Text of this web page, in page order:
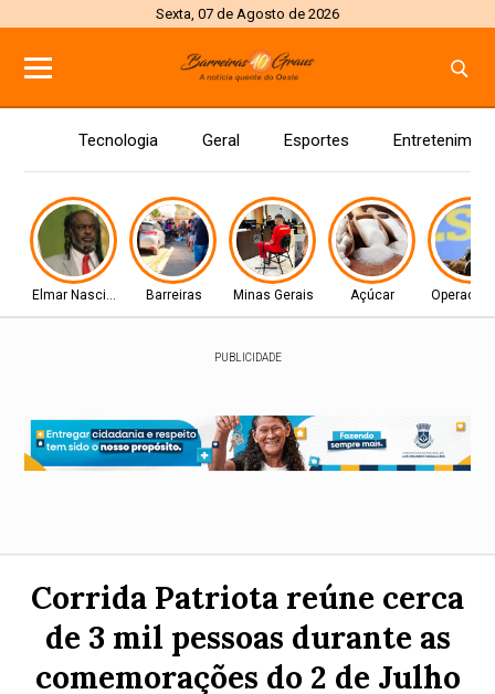
Sexta, 07 de Agosto de 2026
Tecnologia Geral Esportes
Elmar Nascimento Barreiras Minas Gerais Açúcar Operação
PUBLICIDADE
Corrida Patriota reúne cerca
de 3 mil pessoas durante as
comemorações do 2 de Julho